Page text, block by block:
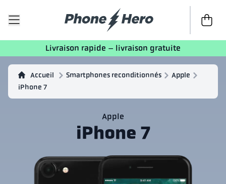
Passer
Livraison rapide – livraison gratuite
Accueil Smartphones reconditionnés
Apple
iPhone 7
Apple
iPhone 7